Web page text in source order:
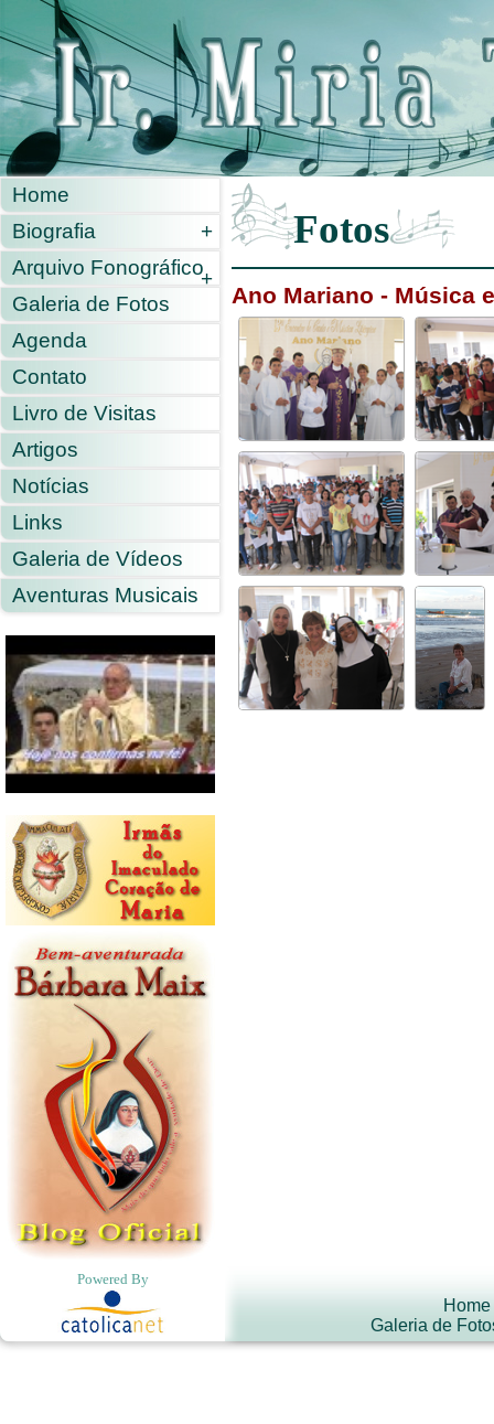
Home
Biografia
+
Arquivo Fonográfico+
Galeria de Fotos
Agenda
Contato
Livro de Visitas
Artigos
Notícias
Links
Galeria de Vídeos
Aventuras Musicais
Fotos
Ano Mariano - Música
Powered By
Home
Galeria de